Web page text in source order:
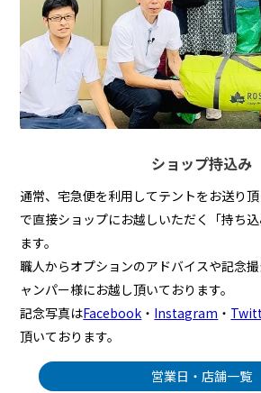
ショップ持込み
通常、宅急便を利用してテントをお送り
で直接ショップにお越しいただく「持ち
ます。
職人からオプションのアドバイスや記念
ャンパー様にお越し頂いております。
記念写真はFacebook ・ Instagram ・
頂いております。
営業日・店舗一覧